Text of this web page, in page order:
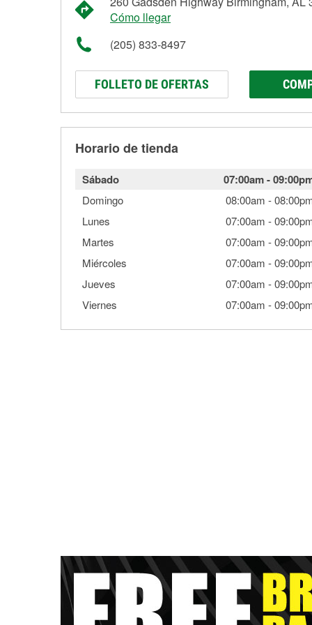
Cómo llegar
(205) 833-8497
FOLLETO DE OFERTAS
Horario de tienda
Sábado 07:00am-
Domingo 08:00am -
Lunes
07:00am -
Martes
07:00am -
Miércoles
07:00am -
Jueves
07:00am -
Viernes
07:00am -